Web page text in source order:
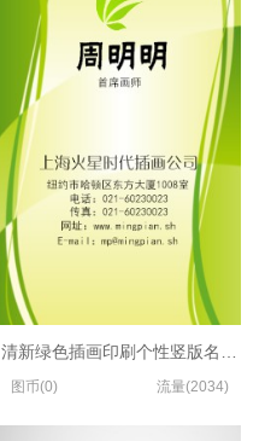
清新绿色插画印刷个性竖版名片模
图币(0) 流量(2034)